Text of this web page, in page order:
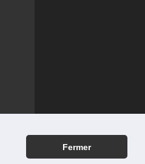
Fermer